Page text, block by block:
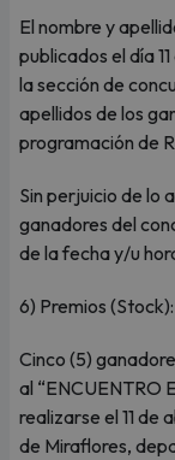
El nombre y
publicados el día
la sección de
apellidos de los
programación de
Sin perjuicio de lo
ganadores del
de la fecha y/u
6) Premios (Stock):
Cinco (5)
al “ENCUENTRO
realizarse el 11 de
de Miraflores,